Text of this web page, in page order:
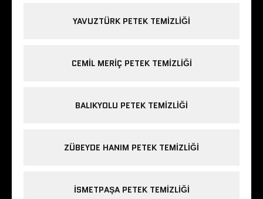
YAVUZTÜRK PETEK TEMIZLIĞI
CEMIL MERIÇ PETEK TEMIZLIĞI
BALIKYOLU PETEK TEMIZLIĞI
ZÜBEYDE HANIM PETEK TEMIZLIĞI
ISMETPAŞA PETEK TEMIZLIĞI